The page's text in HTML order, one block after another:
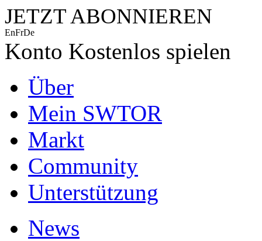
JETZT ABONNIEREN
EnFrDe
Konto Kostenlos spielen
Über
Mein SWTOR
Markt
Community
Unterstützung
News